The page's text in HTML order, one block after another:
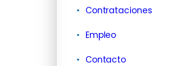
Contrataciones
Empleo
Contacto